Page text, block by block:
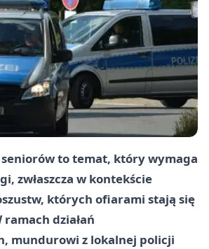
seniorów to temat, który wymaga
zwłaszcza w kontekście
których ofiarami stają się
ramach działań
mundurowi z lokalnej policji